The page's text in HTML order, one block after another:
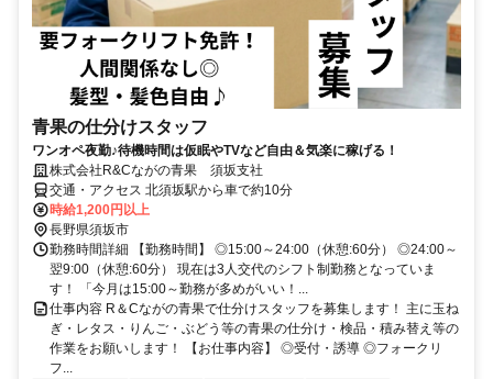
青果の仕分けスタッフ
ワンオペ夜勤♪待機時間は仮眠やTVなど自由＆気楽に稼げる！
株式会社R&Cながの青果 須坂支社
交通・アクセス 北須坂駅から車で約10分
時給1,200円以上
長野県須坂市
勤務時間詳細 【勤務時間】 ◎15:00～24:00（休憩:60分） ◎24:00～
翌9:00（休憩:60分） 現在は3人交代のシフト制勤務となっていま
す！ 「今月は15:00～勤務が多めがいい！...
仕事内容 R＆Cながの青果で仕分けスタッフを募集します！ 主に玉ね
ぎ・レタス・りんご・ぶどう等の青果の仕分け・検品・積み替え等の
作業をお願いします！ 【お仕事内容】 ◎受付・誘導 ◎フォークリ
フ...